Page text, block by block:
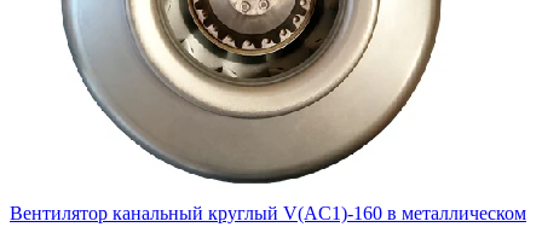
Вентилятор канальный круглый V(AC1)-160 в металлическом